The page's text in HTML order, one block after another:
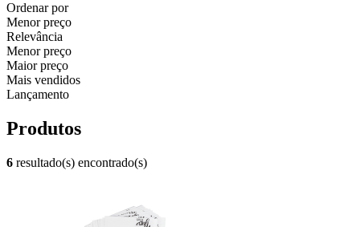
Ordenar por
Menor preço
Relevância
Menor preço
Maior preço
Mais vendidos
Lançamento
Produtos
6 resultado(s) encontrado(s)